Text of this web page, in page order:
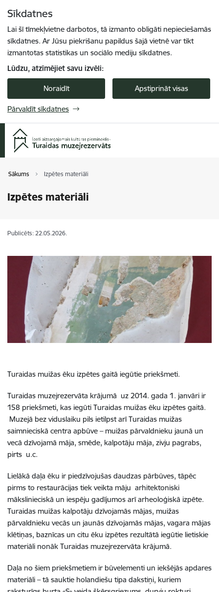
Sīkdatnes
Lai šī tīmekļvietne darbotos, tā izmanto obligāti nepieciešamās
sīkdatnes. Ar Jūsu piekrišanu papildus šajā vietnē var tikt
izmantotas statistikas un sociālo mediju sīkdatnes.
Lūdzu, atzīmējiet savu izvēli:
Noraidīt Apstiprināt visas
Pārvaldīt sīkdatnes
Sākums Izpētes materiāli
Izpētes materiāli
Publicēts: 22.05.2026.
Turaidas muižas ēku izpētes gaitā iegūtie priekšmeti.
Turaidas muzejrezervāta krājumā uz 2014. gada 1. janvāri ir
158 priekšmeti, kas iegūti Turaidas muižas ēku izpētes gaitā.
Muzejā bez viduslaiku pils ietilpst arī Turaidas muižas
saimnieciskā centra apbūve – muižas pārvaldnieku jaunā un
vecā dzīvojamā māja, smēde, kalpotāju māja, zivju pagrabs,
pirts u.c.
Lielākā daļa ēku ir piedzīvojušas daudzas pārbūves, tāpēc
pirms to restaurācijas tiek veikta māju arhitektoniski
mākslinieciskā un iespēju gadījumos arī arheoloģiskā izpēte.
Turaidas muižas kalpotāju dzīvojamās mājas, muižas
pārvaldnieku vecās un jaunās dzīvojamās mājas, vagara mājas
klētiņas, baznīcas un citu ēku izpētes rezultātā iegūtie lietiskie
materiāli nonāk Turaidas muzejrezervāta krājumā.
Daļa no šiem priekšmetiem ir būvelementi un iekšējās apdares
materiāli – tā sauktie holandiešu tipa dakstiņi, kuriem